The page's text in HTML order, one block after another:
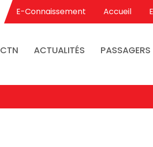
E-Connaissement Accueil
CTN ACTUALITÉS PASSAGERS